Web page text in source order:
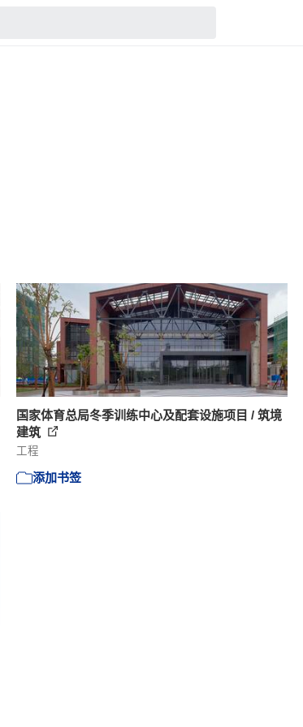
国家体育总局冬季训练中心及配套设施项目 / 筑境
建筑
工程
添加书签